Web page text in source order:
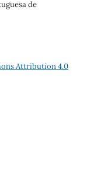
de
Attribution 4.0